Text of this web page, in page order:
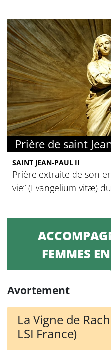
Prière de saint
SAINT JEAN-PAUL II
Prière extraite de son
vie” (Evangelium vitæ)
FEMMES
Avortement
La Vigne de
LSI France)